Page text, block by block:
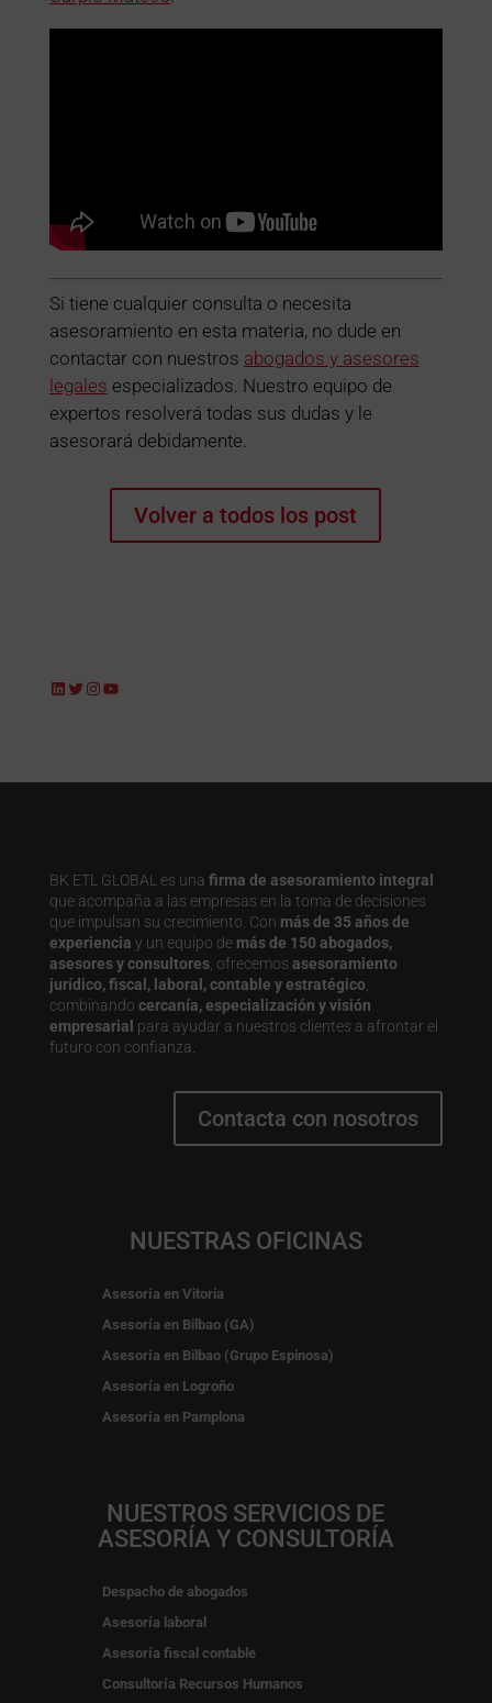
Si tiene cualquier consulta o necesita
asesoramiento en esta materia, no dude en
contactar con nuestros abogados y asesores
legales especializados. Nuestro equipo de
expertos resolverá todas sus dudas y le
asesorará debidamente.
Volver a todos los post
LinkedIn
Twitter
Instagram
YouTube
BK ETL GLOBAL es una firma de asesoramiento integral
que acompaña a las empresas en la toma de decisiones
que impulsan su crecimiento. Con más de 35 años de
experiencia y un equipo de más de 150 abogados,
asesores y consultores, ofrecemos asesoramiento
jurídico, fiscal, laboral, contable y estratégico
combinando cercanía, especialización y visión
empresarial para ayudar a nuestros clientes a afrontar el
futuro con confianza.
Contacta con nosotros
NUESTRAS OFICINAS
Asesoría en Vitoria
Asesoría en Bilbao (GA)
Asesoría en Bilbao (Grupo Espinosa)
Asesoría en Logroño
Asesoría en Pamplona
NUESTROS SERVICIOS DE
ASESORÍA Y CONSULTORÍA
Despacho de abogados
Asesoría laboral
Asesoría fiscal contable
Consultoría Recursos Humanos